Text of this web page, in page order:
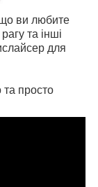
ви любите
та інші
для
просто